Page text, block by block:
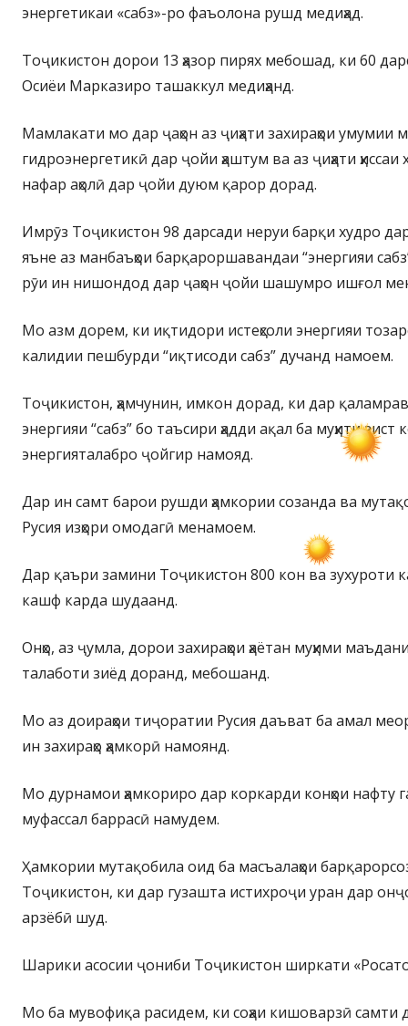
энергетикаи «сабз»-ро фаъолона рушд медиҳад.
Тоҷикистон дорои 13 ҳазор пирях мебошад, ки 60
Осиёи Марказиро ташаккул медиҳанд.
Мамлакати мо дар ҷаҳон аз ҷиҳати захираҳои умумии
гидроэнергетикӣ дар ҷойи ҳаштум ва аз ҷиҳати ҳиссаи
нафар аҳолӣ дар ҷойи дуюм қарор дорад.
Имрӯз Тоҷикистон 98 дарсади неруи барқи худро дар
яъне аз манбаъҳои барқароршавандаи “энергияи
рӯи ин нишондод дар ҷаҳон ҷойи шашумро ишғол
Мо азм дорем, ки иқтидори истеҳсоли энергияи
калидии пешбурди “иқтисоди сабз” дучанд намоем.
Тоҷикистон, ҳамчунин, имкон дорад, ки дар
энергияи “сабз” бо таъсири ҳадди ақал ба муҳити зист
энергияталабро ҷойгир намояд.
Дар ин самт барои рушди ҳамкории созанда ва
Русия изҳори омодагӣ менамоем.
Дар қаъри замини Тоҷикистон 800 кон ва зухуроти
кашф карда шудаанд.
Онҳо, аз ҷумла, дорои захираҳои ҳаётан муҳими
талаботи зиёд доранд, мебошанд.
Мо аз доираҳои тиҷоратии Русия даъват ба амал
ин захираҳо ҳамкорӣ намоянд.
Мо дурнамои ҳамкориро дар коркарди конҳои нафту
муфассал баррасӣ намудем.
Ҳамкории мутақобила оид ба масъалаҳои
Тоҷикистон, ки дар гузашта истихроҷи уран дар
арзёбӣ шуд.
Шарики асосии ҷониби Тоҷикистон ширкати
Мо ба мувофиқа расидем, ки соҳаи кишоварзӣ самти